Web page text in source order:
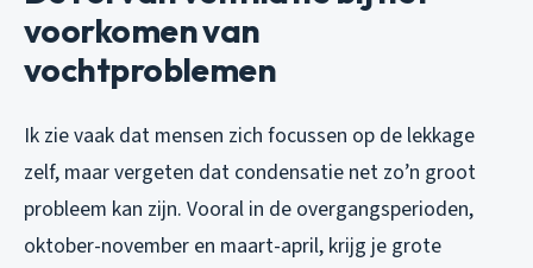
voorkomen van
vochtproblemen
Ik zie vaak dat mensen zich focussen op de lekkage
zelf, maar vergeten dat condensatie net zo’n groot
probleem kan zijn. Vooral in de overgangsperioden,
oktober-november en maart-april, krijg je grote